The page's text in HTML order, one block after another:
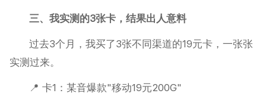
三、我实测的3张卡，结果出人意料
过去3个月，我买了3张不同渠道的19元卡，一张张
实测过来。
📍 卡1：某音爆款"移动19元200G"